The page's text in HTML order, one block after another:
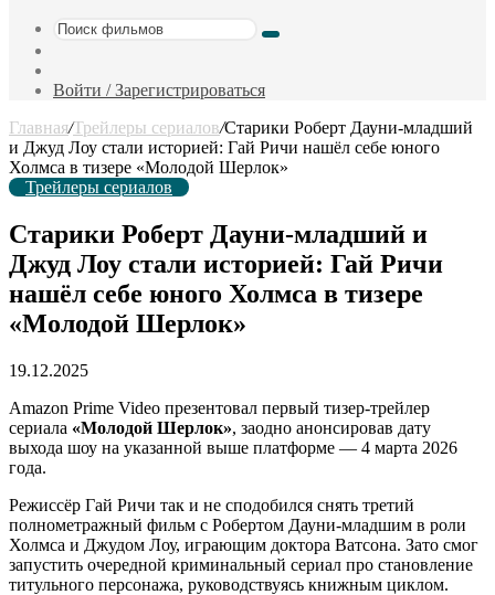
Поиск
фильм
Войти / Зарегистрироваться
Главная/Трейлеры сериалов/Старики Роберт Дауни-младший
и Джуд Лоу стали историей: Гай Ричи нашёл себе юного
Холмса в тизере «Молодой Шерлок»
Трейлеры сериалов
Старики Роберт Дауни-младший и
Джуд Лоу стали историей: Гай Ричи
нашёл себе юного Холмса в тизере
«Молодой Шерлок»
19.12.2025
Amazon Prime Video презентовал первый тизер-трейлер
сериала «Молодой Шерлок», заодно анонсировав дату
выхода шоу на указанной выше платформе — 4 марта 2026
года.
Режиссёр Гай Ричи так и не сподобился снять третий
полнометражный фильм с Робертом Дауни-младшим в роли
Холмса и Джудом Лоу, играющим доктора Ватсона. Зато смог
запустить очередной криминальный сериал про становление
титульного персонажа, руководствуясь книжным циклом.